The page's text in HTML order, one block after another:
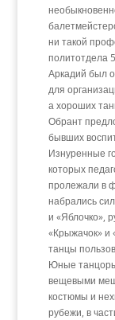
ни такой
политотдела
Аркадий был
для
а хороших
Обрант
бывших
Изнуренные
которых
пролежали в
набрались
и «Яблочко»,
«Крыжачок» и
танцы
Юные
вещевыми
костюмы и
рубежи, в